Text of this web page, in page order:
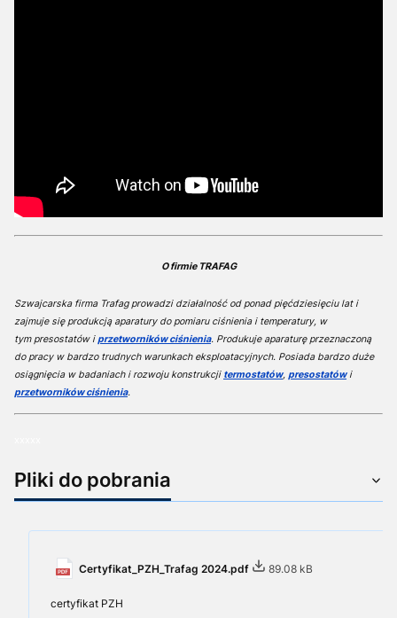
O firmie TRAFAG
Szwajcarska firma Trafag prowadzi działalność od ponad pięćdziesięciu lat i
zajmuje się produkcją aparatury do pomiaru ciśnienia i temperatury, w
tym presostatów i przetworników ciśnienia. Produkuje aparaturę przeznaczoną
do pracy w bardzo trudnych warunkach eksploatacyjnych. Posiada bardzo duże
osiągnięcia w badaniach i rozwoju konstrukcji termostatów, presostatówi
przetworników ciśnienia.
Pliki do pobrania
Certyfikat_PZH_Trafag 2024.pdf 89.08 kB
certyfikat PZH